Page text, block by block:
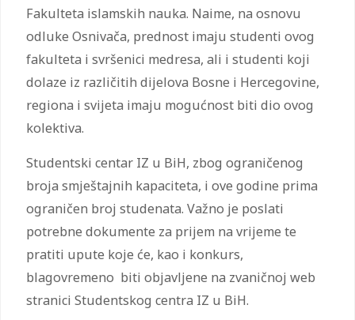
Fakulteta islamskih nauka. Naime, na osnovu
odluke Osnivača, prednost imaju studenti ovog
fakulteta i svršenici medresa, ali i studenti koji
dolaze iz različitih dijelova Bosne i Hercegovine,
regiona i svijeta imaju mogućnost biti dio ovog
kolektiva.
Studentski centar IZ u BiH, zbog ograničenog
broja smještajnih kapaciteta, i ove godine prima
ograničen broj studenata. Važno je poslati
potrebne dokumente za prijem na vrijeme te
pratiti upute koje će, kao i konkurs,
blagovremeno biti objavljene na zvaničnoj web
stranici Studentskog centra IZ u BiH.